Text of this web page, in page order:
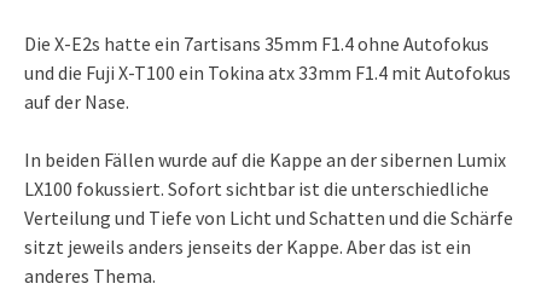
Die X-E2s hatte ein 7artisans 35mm F1.4 ohne Autofokus
und die Fuji X-T100 ein Tokina atx 33mm F1.4 mit Autofokus
auf der Nase.
In beiden Fällen wurde auf die Kappe an der sibernen Lumix
LX100 fokussiert. Sofort sichtbar ist die unterschiedliche
Verteilung und Tiefe von Licht und Schatten und die Schärfe
sitzt jeweils anders jenseits der Kappe. Aber das ist ein
anderes Thema.